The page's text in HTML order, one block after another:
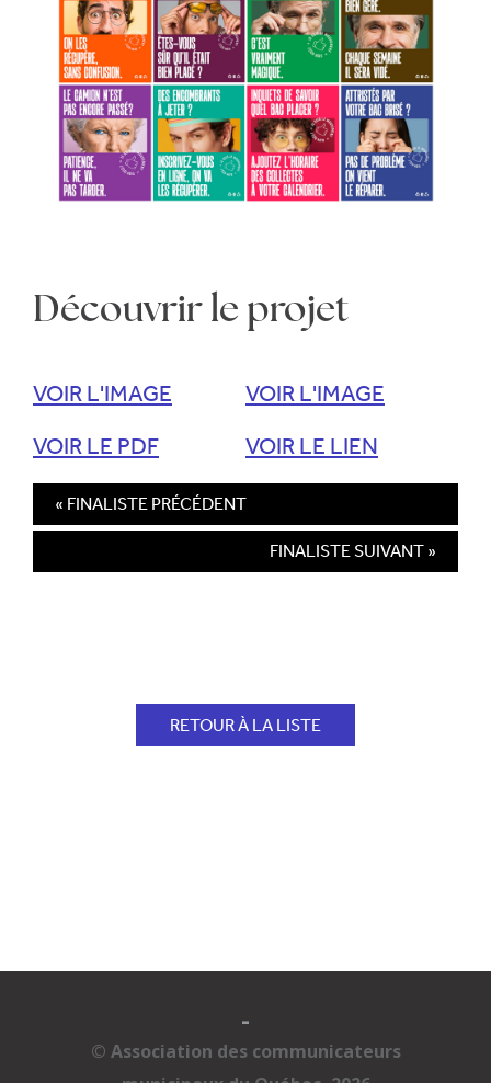
Découvrir le projet
VOIR L'IMAGE
VOIR L'IMAGE
VOIR LE PDF
VOIR LE LIEN
« FINALISTE PRÉCÉDENT
FINALISTE SUIVANT »
RETOUR À LA LISTE
-
© Association des communicateurs